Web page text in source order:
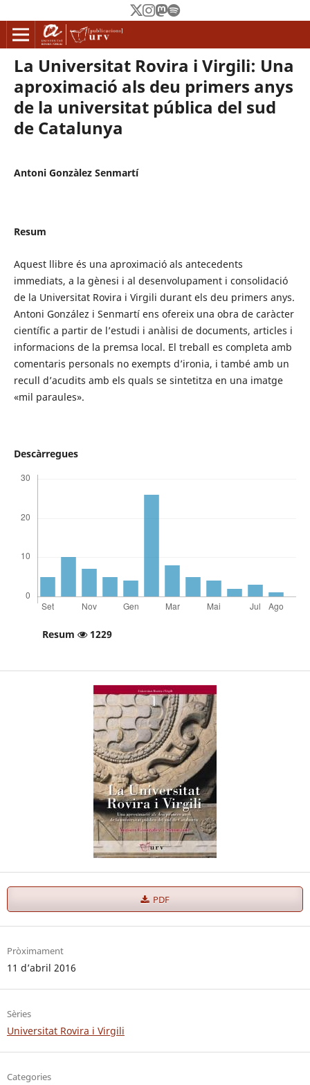
La Universitat Rovira i Virgili: Una
aproximació als deu primers anys
de la universitat pública del sud
de Catalunya
Antoni Gonzàlez Senmartí
Resum
Aquest llibre és una aproximació als antecedents
immediats, a la gènesi i al desenvolupament i consolidació
de la Universitat Rovira i Virgili durant els deu primers anys.
Antoni González i Senmartí ens ofereix una obra de caràcter
científic a partir de l’estudi i anàlisi de documents, articles i
informacions de la premsa local. El treball es completa amb
comentaris personals no exempts d’ironia, i també amb un
recull d’acudits amb els quals se sintetitza en una imatge
«mil paraules».
Descàrregues
Resum 1229
PDF
Pròximament
11 d’abril 2016
Sèries
Universitat Rovira i Virgili
Categories